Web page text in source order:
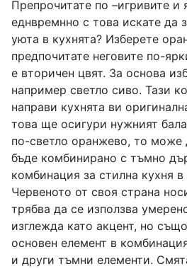
Препрочитате по –игривите и
еднвремнно с това искате да
уюта в кухнята? Изберете
предпочитате неговите по-
е вторичен цвят. За основа
например светло сиво. Тази
направи кухнята ви
това ще осигури нужният
по-светло оранжево, то може
бъде комбинирано с тъмно
комбинация за стилна кухня
Червеното от своя страна
трябва да се използва
изглежда като акцент, но
основен елемент в
и други тъмни елементи.